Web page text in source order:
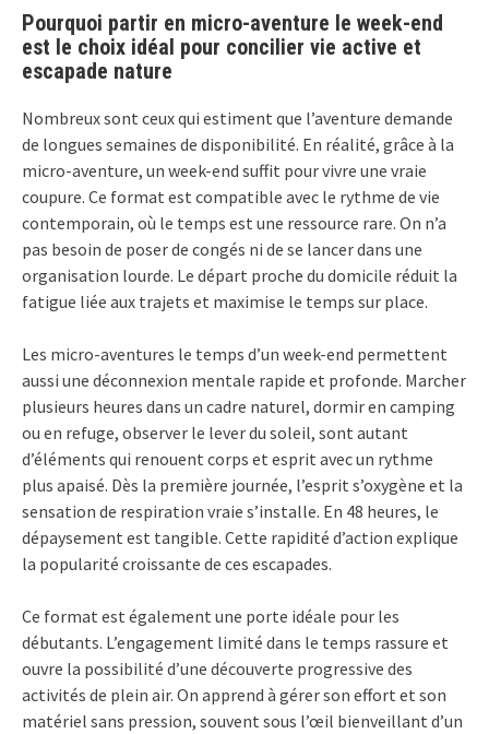
Pourquoi partir en micro-aventure le week-end
est le choix idéal pour concilier vie active et
escapade nature
Nombreux sont ceux qui estiment que l’aventure demande
de longues semaines de disponibilité. En réalité, grâce à la
micro-aventure, un week-end suffit pour vivre une vraie
coupure. Ce format est compatible avec le rythme de vie
contemporain, où le temps est une ressource rare. On n’a
pas besoin de poser de congés ni de se lancer dans une
organisation lourde. Le départ proche du domicile réduit la
fatigue liée aux trajets et maximise le temps sur place.
Les micro-aventures le temps d’un week-end permettent
aussi une déconnexion mentale rapide et profonde. Marcher
plusieurs heures dans un cadre naturel, dormir en camping
ou en refuge, observer le lever du soleil, sont autant
d’éléments qui renouent corps et esprit avec un rythme
plus apaisé. Dès la première journée, l’esprit s’oxygène et la
sensation de respiration vraie s’installe. En 48 heures, le
dépaysement est tangible. Cette rapidité d’action explique
la popularité croissante de ces escapades.
Ce format est également une porte idéale pour les
débutants. L’engagement limité dans le temps rassure et
ouvre la possibilité d’une découverte progressive des
activités de plein air. On apprend à gérer son effort et son
matériel sans pression, souvent sous l’œil bienveillant d’un